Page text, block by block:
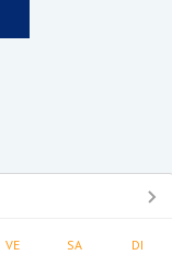
VE SA DI